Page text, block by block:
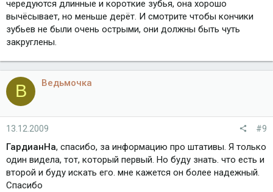
чередуются длинные и короткие зубья, она хорошо
вычёсывает, но меньше дерёт. И смотрите чтобы кончики
зубьев не были очень острыми, они должны быть чуть
закруглены.
В Ведьмочка
13.12.2009 #9
ГардианНа, спасибо, за информацию про штативы. Я только
один видела, тот, который первый. Но буду знать. что есть и
второй и буду искать его. мне кажется он более надежный.
Спасибо